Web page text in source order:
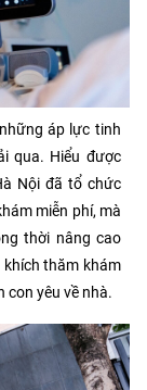
áp lực tinh
qua. Hiểu được
Nội đã tổ chức
miễn phí, mà
thời nâng cao
khích thăm khám
con yêu về nhà.